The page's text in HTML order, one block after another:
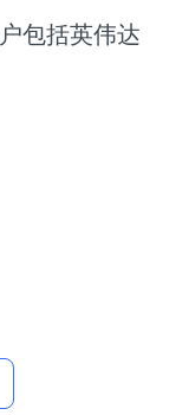
包括英伟达